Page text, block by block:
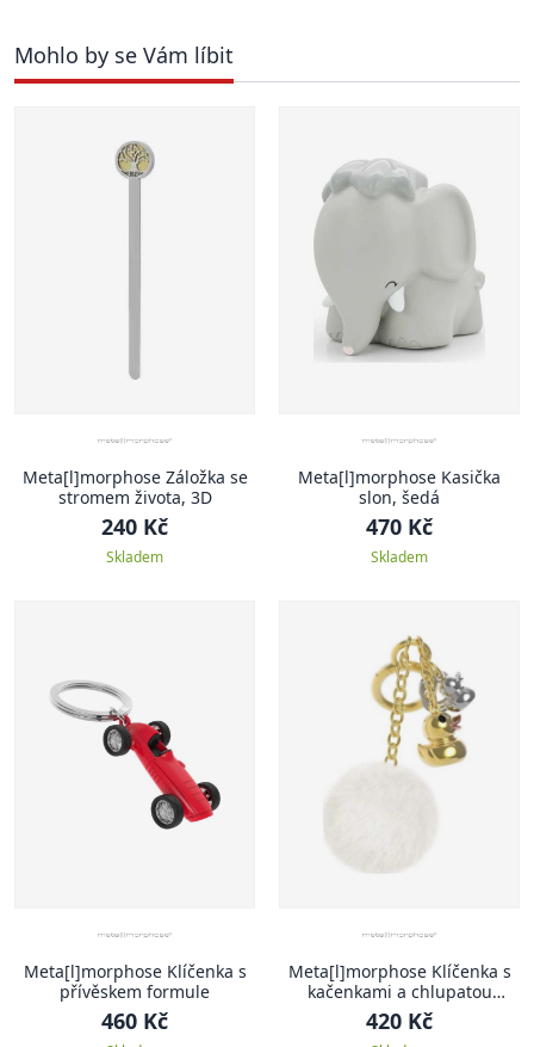
Mohlo by se Vám líbit
Meta[l]morphose Záložka se
stromem života, 3D
240 Kč
Skladem
Meta[l]morphose Kasička
slon, šedá
470 Kč
Skladem
Meta[l]morphose Klíčenka s
přívěskem formule
460 Kč
Meta[l]morphose Klíčenka s
kačenkami a chlupatou
bambulkou
420 Kč